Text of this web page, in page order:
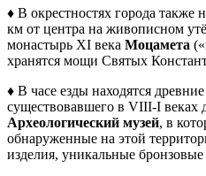
♦ В окрестностях города также
км от центра на живописном
монастырь XI века Моцамета
хранятся мощи Святых
♦ В часе езды находятся древние
существовавшего в VIII-I веках
Археологический музей, в
обнаруженные на этой
изделия, уникальные